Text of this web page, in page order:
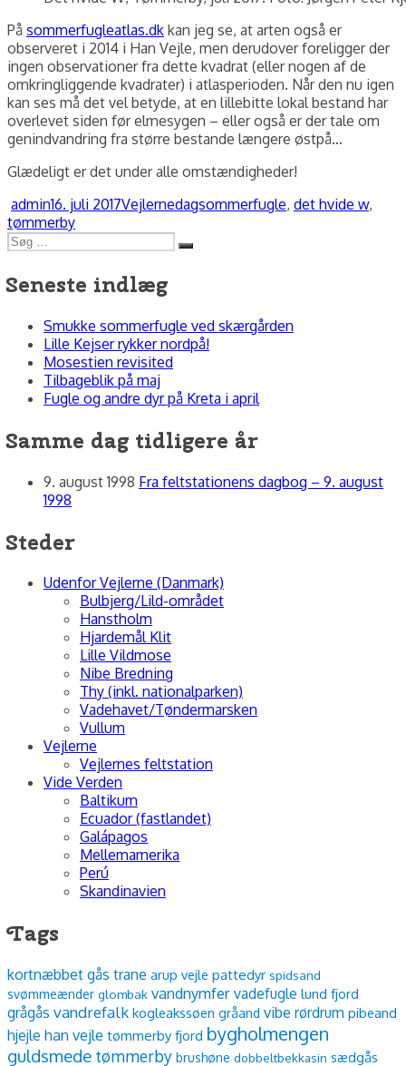
På sommerfugleatlas.dk kan jeg se, at arten også er
observeret i 2014 i Han Vejle, men derudover foreligger der
ingen observationer fra dette kvadrat (eller nogen af de
omkringliggende kvadrater) i atlasperioden. Når den nu igen
kan ses må det vel betyde, at en lillebitte lokal bestand har
overlevet siden før elmesygen – eller også er der tale om
genindvandring fra større bestande længere østpå…
Glædeligt er det under alle omstændigheder!
Forfatter
adminUdgivet
16. juli 2017Kategorier
VejlerneTags
dagsommerfugle, det hvide w,
tømmerby
Søg
Søg
Seneste indlæg
Smukke sommerfugle ved skærgården
Lille Kejser rykker nordpå!
Mosestien revisited
Tilbageblik på maj
Fugle og andre dyr på Kreta i april
Samme dag tidligere år
9. august 1998 Fra feltstationens dagbog – 9. august
1998
Steder
Udenfor Vejlerne (Danmark)
Bulbjerg/Lild-området
Hanstholm
Hjardemål Klit
Lille Vildmose
Nibe Bredning
Thy (inkl. nationalparken)
Vadehavet/Tøndermarsken
Vullum
Vejlerne
Vejlernes feltstation
Vide Verden
Baltikum
Ecuador (fastlandet)
Galápagos
Mellemamerika
Perú
Skandinavien
Tags
kortnæbbet gås trane arup vejle pattedyr spidsand
svømmeænder glombak vandnymfer vadefugle lund fjord
grågås vandrefalk kogleakssøen gråand vibe rørdrum pibeand
hjejle han vejle tømmerby fjord bygholmengen
guldsmede tømmerby brushøne dobbeltbekkasin sædgås